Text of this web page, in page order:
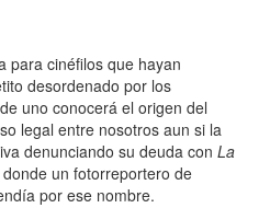
cinéfilos que hayan
desordenado por los
uno conocerá el origen del
legal entre nosotros aun si la
denunciando su deuda con La
un fotorreportero de
por ese nombre.